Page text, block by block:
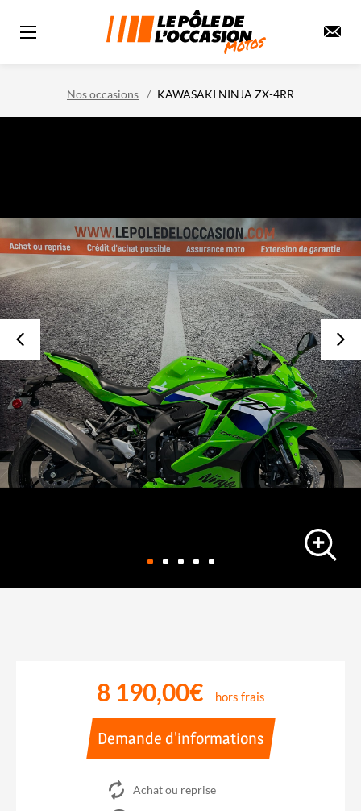
Nos occasions KAWASAKI NINJA ZX-4RR
8 190,00€ hors frais
Demande d'informations
Achat ou reprise